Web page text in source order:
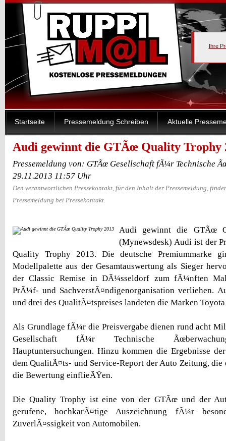
Ihre
Startseite Pressemeldung Schreiben Aktuelle
Audi gewinnt die GTÃœ Quality Trophy
Pressemeldung von: GTÃœ Gesellschaft fÃ¼r Technische
29.11.2013 11:57 Uhr
Den verantwortlichen Pressekontakt, für den Inhalt der Pressemeldung,
Pressemeldung bei Pressekontakt.
Audi gewinnt die GTÃœ
(Mynewsdesk) Audi ist der
Quality Trophy 2013. Die deutsche Premiummarke
Modellpalette aus der Gesamtauswertung als Sieger
der Classic Remise in DÃ¼sseldorf zum fÃ¼nften
PrÃ¼f- und SachverstÃ¤ndigenorganisation verliehen.
und drei des QualitÃ¤tspreises landeten die Marken
Als Grundlage fÃ¼r die Preisvergabe dienen rund acht
Gesellschaft fÃ¼r Technische
Hauptuntersuchungen. Hinzu kommen die Ergebnisse
dem QualitÃ¤ts- und Service-Report der Auto Zeitung,
die Bewertung einflieÃŸen.
Die Quality Trophy ist eine von der GTÃœ und der
gerufene, hochkarÃ¤tige Auszeichnung fÃ¼r
ZuverlÃ¤ssigkeit von Automobilen.